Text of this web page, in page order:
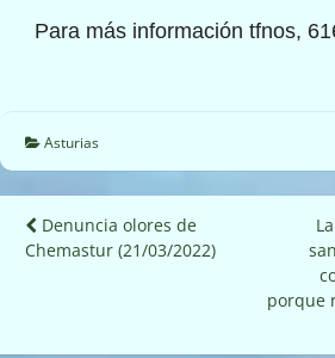
Para más información tfnos,
Asturias
Navegación
de
Denuncia olores de
Chemastur (21/03/2022)
porque